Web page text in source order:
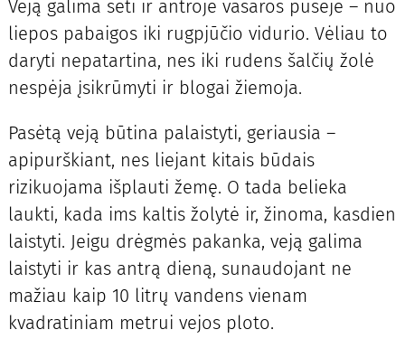
Veją galima sėti ir antroje vasaros pusėje – nuo
liepos pabaigos iki rugpjūčio vidurio. Vėliau to
daryti nepatartina, nes iki rudens šalčių žolė
nespėja įsikrūmyti ir blogai žiemoja.
Pasėtą veją būtina palaistyti, geriausia –
apipurškiant, nes liejant kitais būdais
rizikuojama išplauti žemę. O tada belieka
laukti, kada ims kaltis žolytė ir, žinoma, kasdien
laistyti. Jeigu drėgmės pakanka, veją galima
laistyti ir kas antrą dieną, sunaudojant ne
mažiau kaip 10 litrų vandens vienam
kvadratiniam metrui vejos ploto.